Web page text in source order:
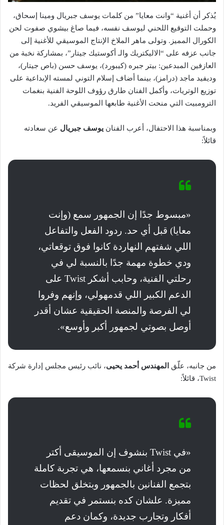
يُذكر أن أغنية “وانت معايا” من كلمات يوسف جبريال ومينا إسحاق،
وحملت التوقيع اللحني ليوسف نفسه، فيما صاغ بيشوي صفوت لحن
الكورال المميز. وتولى ماهر الملاخ الإنتاج الموسيقي للأغنية إلى
جانب عزفه على “الاليكتريك والـ أكوستيك جيتار”، بمشاركة نخبة من
العازفين المبدعين: بيتر جبره (كيبورد)، يوسف حسن (باص جيتار)،
وديفيد ماجد (درامز)، بينما أضاف إسلام التوني لمسته الإبداعية على
توزيع الوتريات، وأكمل الفنان طارق رؤوف اللوحة الفنية بنغمات
الترومبيت التي منحت الأغنية طابعها الموسيقي الفريد.
وبمناسبة هذا الاحتفال، أعرب الفنان يوسف جبريال عن سعادته
قائلاً:
«مبسوط جدًا إن الجمهور سمع (وإنت
معايا) قبل أي حد. ردود الفعل والتفاعل
اللي شفتهم النهاردة كانوا فوق توقعاتي،
ودي خطوة مهمة جدًا بالنسبة لي في
رحلتي الفنية، وحابب أشكر Twist على
الدعم الكبير اللي قدمهولي، وإنهم وفروا
لي الفرصة والمنصة الحقيقية عشان أقدر
أوصل بصوتي لجمهور أكبر وأوسع».
من جانبه، علّق المهندس أحمد يحيى، نائب رئيس مجلس إدارة شركة
Twist، قائلاً:
«في Twist بنشوف إن الموسيقى أكتر
من مجرد أغاني بنسمعها، هي تجربة كاملة
بتجمع الفنانين بالجمهور وبتخلق لحظات
مميزة. علشان كده بنستمر في تقديم
أفكار وتجارب جديدة، وكمان دعم